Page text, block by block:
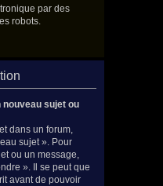
par des
robots.
sujet ou
dans un forum,
sujet ». Pour
ou un message,
». Il se peut que
avant de pouvoir